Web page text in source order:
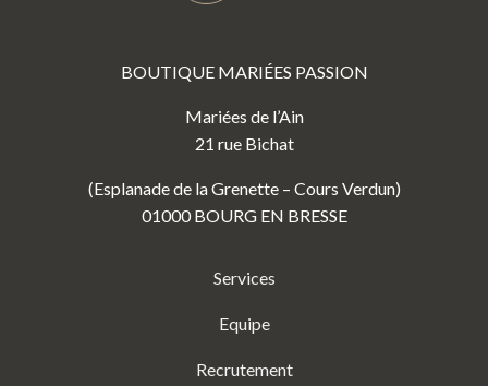
BOUTIQUE MARIÉES PASSION
Mariées de l’Ain
21 rue Bichat
(Esplanade de la Grenette – Cours Verdun)
01000 BOURG EN BRESSE
Services
Equipe
Recrutement